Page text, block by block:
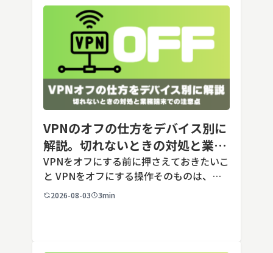
VPNのオフの仕方をデバイス別に
解説。切れないときの対処と業務
端末での注意点
VPNをオフにする前に押さえておきたいこ
と VPNをオフにする操作そのものは、ど
の端末でも数タップから数クリックで完了
2026-08-03 3min